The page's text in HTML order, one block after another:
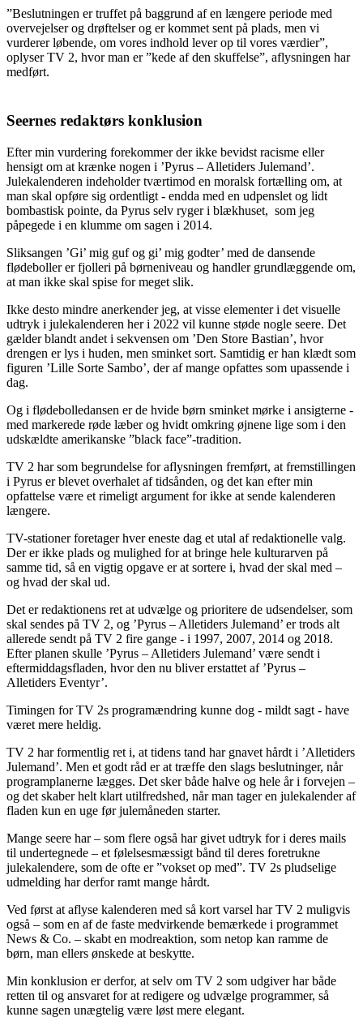
”Beslutningen er truffet på baggrund af en længere periode med
overvejelser og drøftelser og er kommet sent på plads, men vi
vurderer løbende, om vores indhold lever op til vores værdier”,
oplyser TV 2, hvor man er ”kede af den skuffelse”, aflysningen har
medført.
Seernes redaktørs konklusion
Efter min vurdering forekommer der ikke bevidst racisme eller
hensigt om at krænke nogen i ’Pyrus – Alletiders Julemand’.
Julekalenderen indeholder tværtimod en moralsk fortælling om, at
man skal opføre sig ordentligt - endda med en udpenslet og lidt
bombastisk pointe, da Pyrus selv ryger i blækhuset, som jeg
påpegede i en klumme om sagen i 2014.
Sliksangen ’Gi’ mig guf og gi’ mig godter’ med de dansende
flødeboller er fjolleri på børneniveau og handler grundlæggende om,
at man ikke skal spise for meget slik.
Ikke desto mindre anerkender jeg, at visse elementer i det visuelle
udtryk i julekalenderen her i 2022 vil kunne støde nogle seere. Det
gælder blandt andet i sekvensen om ’Den Store Bastian’, hvor
drengen er lys i huden, men sminket sort. Samtidig er han klædt som
figuren ’Lille Sorte Sambo’, der af mange opfattes som upassende i
dag.
Og i flødebolledansen er de hvide børn sminket mørke i ansigterne -
med markerede røde læber og hvidt omkring øjnene lige som i den
udskældte amerikanske ”black face”-tradition.
TV 2 har som begrundelse for aflysningen fremført, at fremstillingen
i Pyrus er blevet overhalet af tidsånden, og det kan efter min
opfattelse være et rimeligt argument for ikke at sende kalenderen
længere.
TV-stationer foretager hver eneste dag et utal af redaktionelle valg.
Der er ikke plads og mulighed for at bringe hele kulturarven på
samme tid, så en vigtig opgave er at sortere i, hvad der skal med –
og hvad der skal ud.
Det er redaktionens ret at udvælge og prioritere de udsendelser, som
skal sendes på TV 2, og ’Pyrus – Alletiders Julemand’ er trods alt
allerede sendt på TV 2 fire gange - i 1997, 2007, 2014 og 2018.
Efter planen skulle ’Pyrus – Alletiders Julemand’ være sendt i
eftermiddagsfladen, hvor den nu bliver erstattet af ’Pyrus –
Alletiders Eventyr’.
Timingen for TV 2s programændring kunne dog - mildt sagt - have
været mere heldig.
TV 2 har formentlig ret i, at tidens tand har gnavet hårdt i ’Alletiders
Julemand’. Men et godt råd er at træffe den slags beslutninger, når
programplanerne lægges. Det sker både halve og hele år i forvejen –
og det skaber helt klart utilfredshed, når man tager en julekalender af
fladen kun en uge før julemåneden starter.
Mange seere har – som flere også har givet udtryk for i deres mails
til undertegnede – et følelsesmæssigt bånd til deres foretrukne
julekalendere, som de ofte er ”vokset op med”. TV 2s pludselige
udmelding har derfor ramt mange hårdt.
Ved først at aflyse kalenderen med så kort varsel har TV 2 muligvis
også – som en af de faste medvirkende bemærkede i programmet
News & Co. – skabt en modreaktion, som netop kan ramme de
børn, man ellers ønskede at beskytte.
Min konklusion er derfor, at selv om TV 2 som udgiver har både
retten til og ansvaret for at redigere og udvælge programmer, så
kunne sagen unægtelig være løst mere elegant.